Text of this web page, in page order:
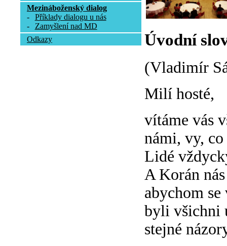
Mezináboženský dialog
-
Příklady dialogu u nás
-
Zamyšlení nad MD
Odkazy
Úvodní
(Vladimír
Milí hosté,
vítáme vás
námi, vy, co
Lidé
A Korán
abychom
byli všichni
stejné